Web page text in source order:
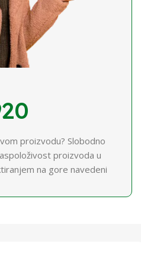
proizvodu? Slobodno
proizvoda u
na gore navedeni